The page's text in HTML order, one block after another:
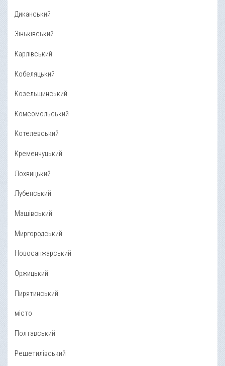
Диканський
Зіньківський
Карлівський
Кобеляцький
Козельщинський
Комсомольський
Котелевський
Кременчуцький
Лохвицький
Лубенський
Машівський
Миргородський
Новосанжарський
Оржицький
Пирятинський
місто
Полтавський
Решетилівський